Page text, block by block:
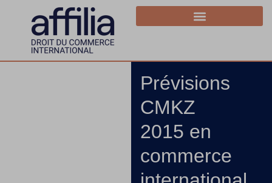
Prévisions
CMKZ
2015 en
commerce